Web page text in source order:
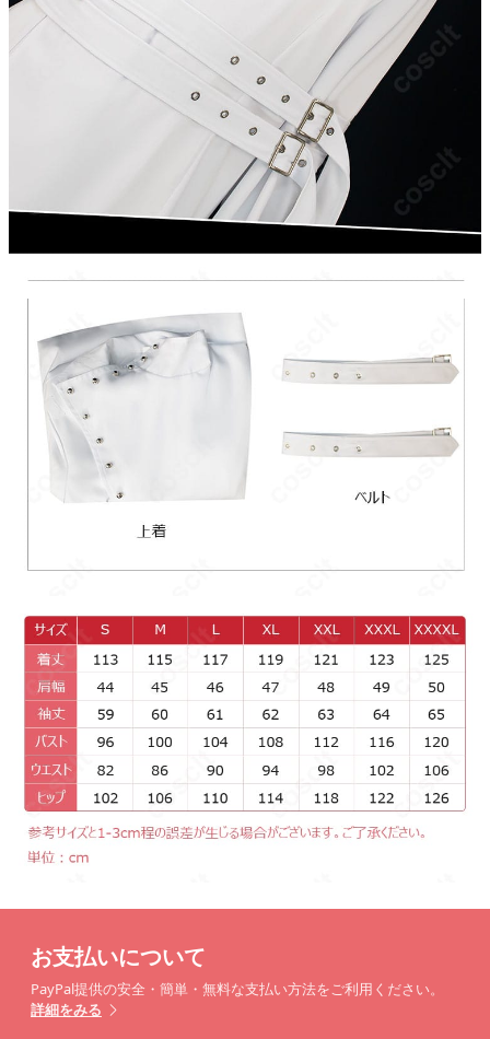
お支払いについて
PayPal提供の安全・簡単・無料な支払い方法をご利用ください。
詳細をみる